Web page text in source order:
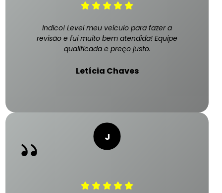
Indico! Levei meu veículo para fazer a
revisão e fui muito bem atendida! Equipe
qualificada e preço justo.
Letícia Chaves